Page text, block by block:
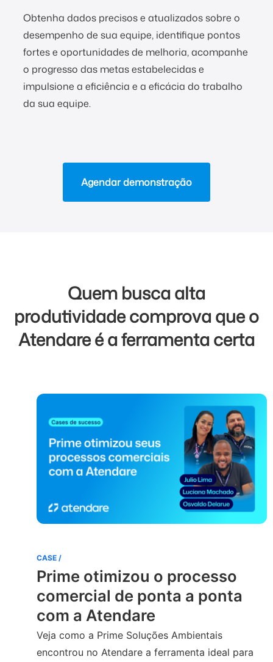
Obtenha dados precisos e atualizados sobre o
desempenho de sua equipe, identifique pontos
fortes e oportunidades de melhoria, acompanhe
o progresso das metas estabelecidas e
impulsione a eficiência e a eficácia do trabalho
da sua equipe.
Agendar demonstração
Quem busca alta
produtividade comprova que o
Atendare é a ferramenta certa
CASE /
Prime otimizou o processo
comercial de ponta a ponta
com a Atendare
Veja como a Prime Soluções Ambientais
encontrou no Atendare a ferramenta ideal para